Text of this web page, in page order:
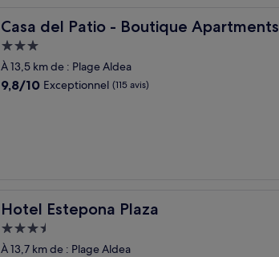
Casa del Patio - Boutique Apartments
Casa del Patio - Boutique Apartments
Hébergement
3.0 étoiles
À 13,5 km de : Plage Aldea
9.8
9,8/10 Exceptionnel (115 avis)
Hotel Estepona Plaza
Hotel Estepona Plaza
Hébergement
3.5 étoiles
À 13,7 km de : Plage Aldea